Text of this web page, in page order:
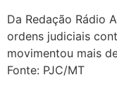
Da Redação Rádio
ordens judiciais
movimentou mais
Fonte: PJC/MT